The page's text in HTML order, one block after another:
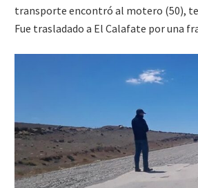
transporte encontró al motero (50),
Fue trasladado a El Calafate por una